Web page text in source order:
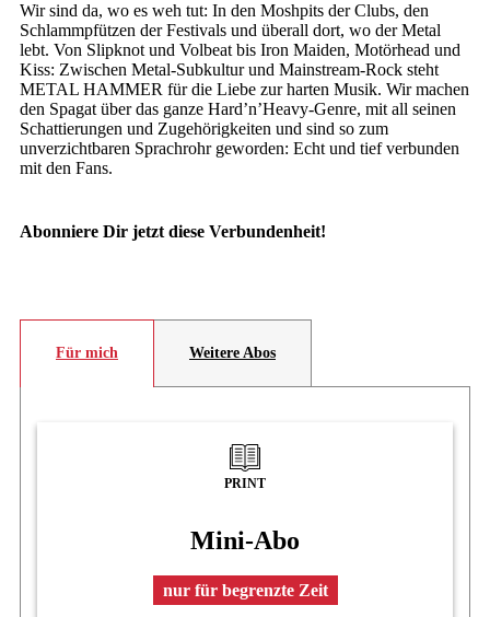
Wir sind da, wo es weh tut: In den Moshpits der Clubs, den
Schlammpfützen der Festivals und überall dort, wo der Metal
lebt. Von Slipknot und Volbeat bis Iron Maiden, Motörhead und
Kiss: Zwischen Metal-Subkultur und Mainstream-Rock steht
METAL HAMMER für die Liebe zur harten Musik. Wir machen
den Spagat über das ganze Hard’n’Heavy-Genre, mit all seinen
Schattierungen und Zugehörigkeiten und sind so zum
unverzichtbaren Sprachrohr geworden: Echt und tief verbunden
mit den Fans.
Abonniere Dir jetzt diese Verbundenheit!
Für mich Weitere Abos
PRINT
Mini-Abo
nur für begrenzte Zeit